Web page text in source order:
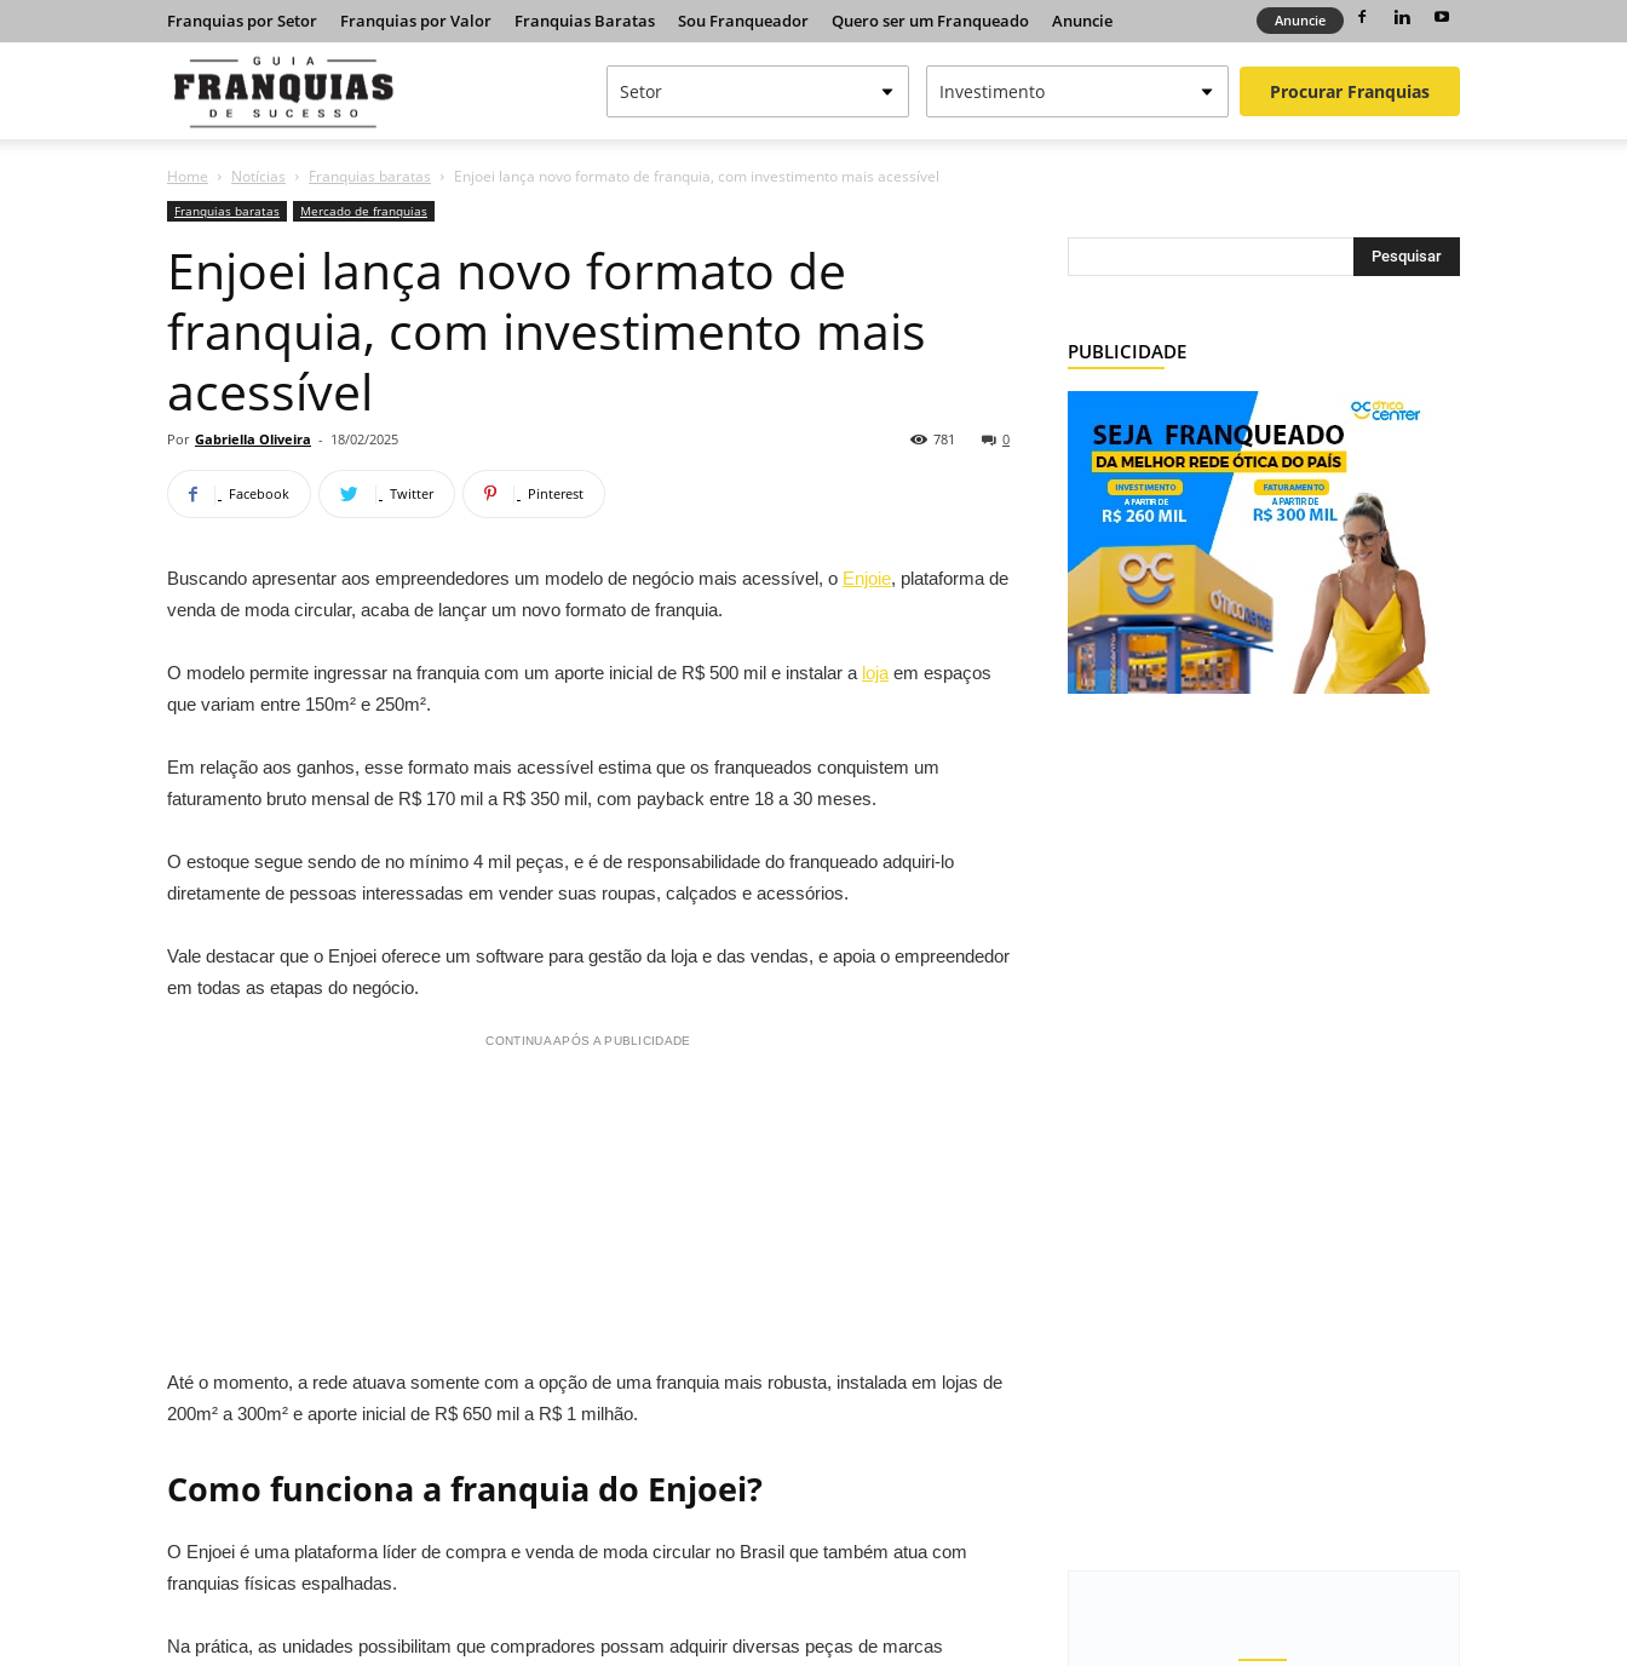
Franquias por Setor Franquias por Valor Franquias Baratas Sou Franqueador Quero ser um Franqueado Anuncie Anuncie
Franquias
de
Procurar Franquias
Home Notícias Franquias baratas Enjoei lança novo formato de franquia, com investimento mais acessível
Franquias baratas Mercado de franquias
Enjoei lança novo formato de
franquia, com investimento mais
acessível
Por Gabriella Oliveira - 18/02/2025 0
781
Facebook Twitter Pinterest
Buscando apresentar aos empreendedores um modelo de negócio mais acessível, o Enjoie, plataforma de
venda de moda circular, acaba de lançar um novo formato de franquia.
O modelo permite ingressar na franquia com um aporte inicial de R$ 500 mil e instalar a loja em espaços
que variam entre 150m² e 250m².
Em relação aos ganhos, esse formato mais acessível estima que os franqueados conquistem um
faturamento bruto mensal de R$ 170 mil a R$ 350 mil, com payback entre 18 a 30 meses.
O estoque segue sendo de no mínimo 4 mil peças, e é de responsabilidade do franqueado adquiri-lo
diretamente de pessoas interessadas em vender suas roupas, calçados e acessórios.
Vale destacar que o Enjoei oferece um software para gestão da loja e das vendas, e apoia o empreendedor
em todas as etapas do negócio.
CONTINUA APÓS A PUBLICIDADE
Até o momento, a rede atuava somente com a opção de uma franquia mais robusta, instalada em lojas de
200m² a 300m² e aporte inicial de R$ 650 mil a R$ 1 milhão.
Como funciona a franquia do Enjoei?
O Enjoei é uma plataforma líder de compra e venda de moda circular no Brasil que também atua com
franquias físicas espalhadas.
Na prática, as unidades possibilitam que compradores possam adquirir diversas peças de marcas
PUBLICIDADE